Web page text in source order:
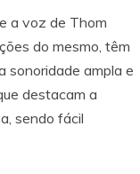
a voz de Thom
do mesmo, têm
sonoridade ampla e
destacam a
sendo fácil